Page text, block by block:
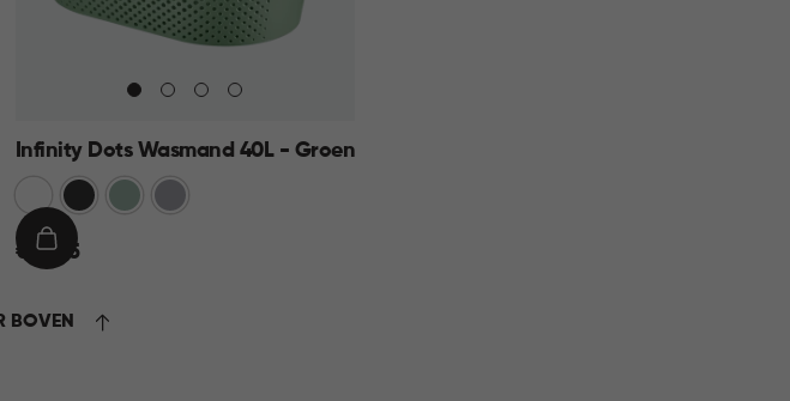
Infinity Dots Wasmand 40L - Groen
Donkergrijs
GroenLicht
€€ 13,95
IN
BOVEN